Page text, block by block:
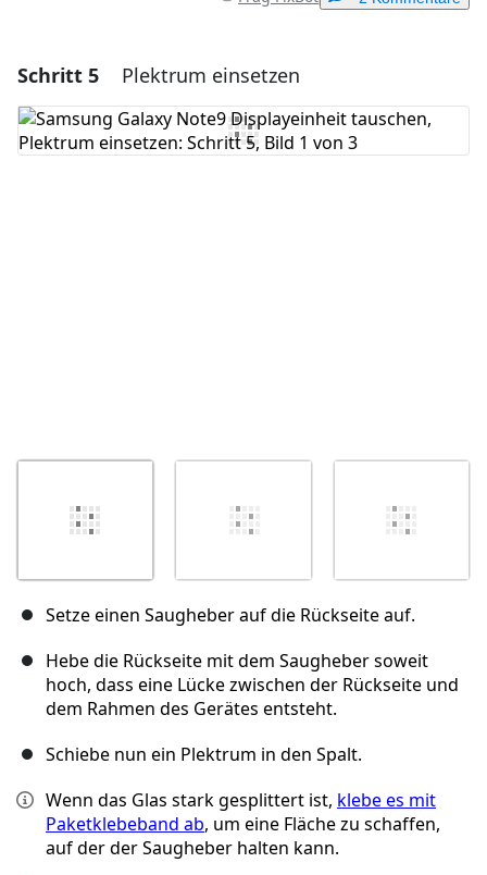
Einen Kommentar hinzufügen
Kommentar hinzufügen
Schritt 5 Plektrum einsetzen
Setze einen Saugheber auf die Rückseite auf.
Hebe die Rückseite mit dem Saugheber soweit
hoch, dass eine Lücke zwischen der Rückseite und
dem Rahmen des Gerätes entsteht.
Schiebe nun ein Plektrum in den Spalt.
Wenn das Glas stark gesplittert ist, klebe es mit
Paketklebeband ab, um eine Fläche zu schaffen,
auf der der Saugheber halten kann.